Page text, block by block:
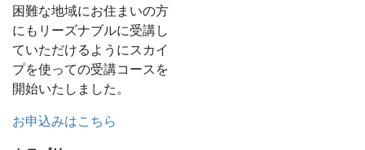
困難な地域にお住まいの方
にもリーズナブルに受講し
ていただけるようにスカイ
プを使っての受講コースを
開始いたしました。
お申込みはこちら